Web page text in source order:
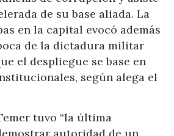
de su base aliada. La
en la capital evocó además
de la dictadura militar
el despliegue se base en
según alega el
tuvo “la última
autoridad de un